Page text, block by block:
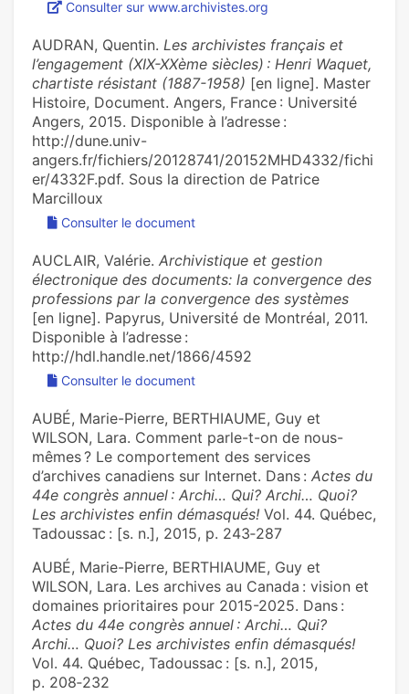
Consulter sur www.archivistes.org
AUDRAN, Quentin. Les archivistes français et
l’engagement (XIX-XXème siècles) : Henri Waquet,
chartiste résistant (1887-1958) [en ligne]. Master
Histoire, Document. Angers, France : Université
Angers, 2015. Disponible à l’adresse :
http://dune.univ-
angers.fr/fichiers/20128741/20152MHD4332/fichi
er/4332F.pdf. Sous la direction de Patrice
Marcilloux
Consulter le document
AUCLAIR, Valérie. Archivistique et gestion
électronique des documents: la convergence des
professions par la convergence des systèmes
[en ligne]. Papyrus, Université de Montréal, 2011.
Disponible à l’adresse :
http://hdl.handle.net/1866/4592
Consulter le document
AUBÉ, Marie-Pierre, BERTHIAUME, Guy et
WILSON, Lara. Comment parle-t-on de nous-
mêmes ? Le comportement des services
d’archives canadiens sur Internet. Dans : Actes du
44e congrès annuel : Archi… Qui? Archi… Quoi?
Les archivistes enfin démasqués! Vol. 44. Québec,
Tadoussac : [s. n.], 2015, p. 243‑287
AUBÉ, Marie-Pierre, BERTHIAUME, Guy et
WILSON, Lara. Les archives au Canada : vision et
domaines prioritaires pour 2015-2025. Dans :
Actes du 44e congrès annuel : Archi… Qui?
Archi… Quoi? Les archivistes enfin démasqués!
Vol. 44. Québec, Tadoussac : [s. n.], 2015,
p. 208‑232